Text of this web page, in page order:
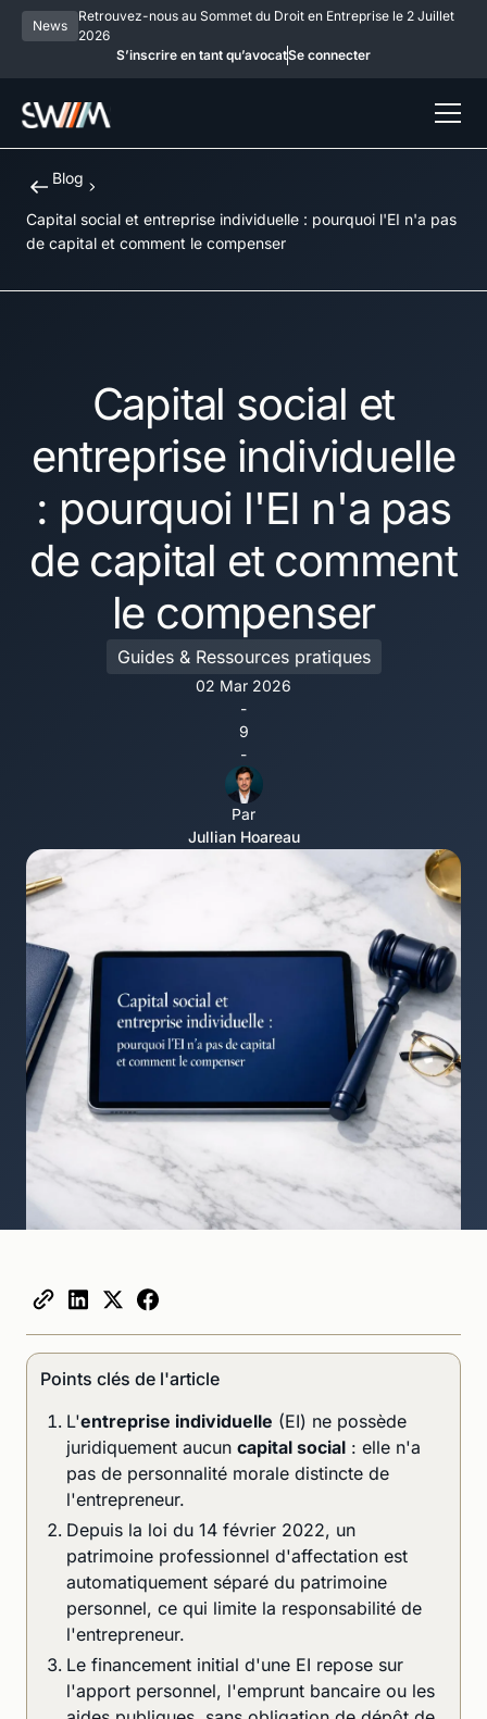
News
Retrouvez-nous au Sommet du Droit en Entreprise le 2 Juillet
2026
S’inscrire en tant qu’avocatSe connecter
Blog
Capital social et entreprise individuelle : pourquoi l'EI n'a pas
de capital et comment le compenser
Capital social et
entreprise individuelle
: pourquoi l'EI n'a pas
de capital et comment
le compenser
Guides & Ressources pratiques
02 Mar 2026
-
9
-
Par
Jullian Hoareau
Points clés de l'article
L'entreprise individuelle (EI) ne possède
juridiquement aucun capital social : elle n'a
pas de personnalité morale distincte de
l'entrepreneur.
Depuis la loi du 14 février 2022, un
patrimoine professionnel d'affectation est
automatiquement séparé du patrimoine
personnel, ce qui limite la responsabilité de
l'entrepreneur.
Le financement initial d'une EI repose sur
l'apport personnel, l'emprunt bancaire ou les